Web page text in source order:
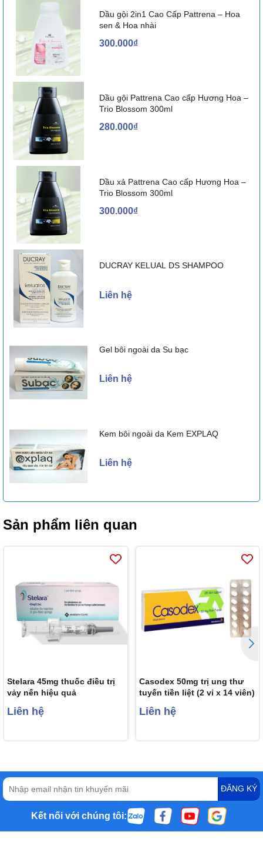
Dầu gội 2in1 Cao Cấp Pattrena – Hoa
sen & Hoa nhài
300.000₫
Dầu gội Pattrena Cao cấp Hương Hoa –
Trio Blossom 300ml
280.000₫
Dầu xả Pattrena Cao cấp Hương Hoa –
Trio Blossom 300ml
300.000₫
DUCRAY KELUAL DS SHAMPOO
Liên hệ
Gel bôi ngoài da Su bạc
Liên hệ
Kem bôi ngoài da Kem EXPLAQ
Liên hệ
Sản phẩm liên quan
Stelara 45mg thuốc điều trị
vảy nến hiệu quả
Liên hệ
Casodex 50mg trị ung thư
tuyến tiền liệt (2 vỉ x 14 viên)
Liên hệ
ĐĂNG KÝ
Kết nối với chúng tôi: